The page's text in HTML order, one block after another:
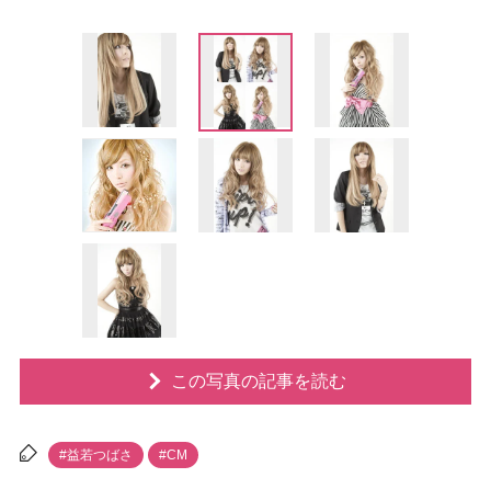
この写真の記事を読む
#益若つばさ #CM